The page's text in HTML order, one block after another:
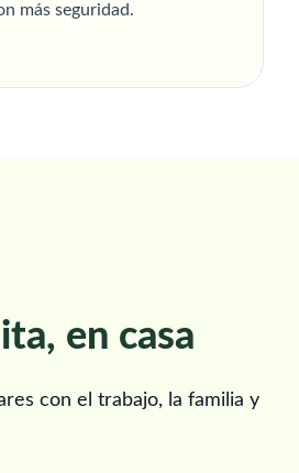
más seguridad.
en casa
con el trabajo, la familia y